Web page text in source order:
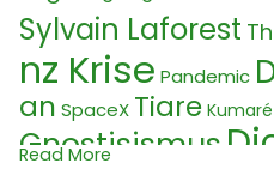
Sylvain Laforest
nz Krise Pandemic
an SpaceX Tiare Kumaré
Gnostisismus
Read More